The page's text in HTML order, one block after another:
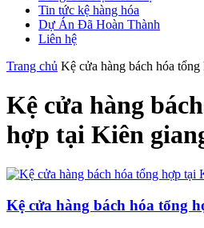
Tin tức kệ hàng hóa
Dự Án Đã Hoàn Thành
Liên hệ
Trang chủ Kệ cửa hàng bách hóa
Kệ cửa hàng
hợp tại Kiên
Kệ cửa hàng bách hóa tổng